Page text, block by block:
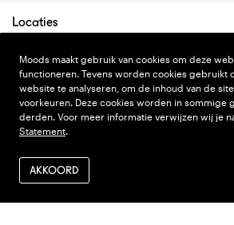
Locaties
De showroom is alleen op afspraak
PRIVACY STATEMENT
ALGEMENE VOORWAARDEN
VERZENDEN EN RETOUR
Moods maakt gebruik van cookies om deze
functioneren. Tevens worden cookies gebruikt
website te analyseren, om de inhoud van de
voorkeuren. Deze cookies worden in sommige
derden. Voor meer informatie verwijzen wij je
Statement.
AKKOORD